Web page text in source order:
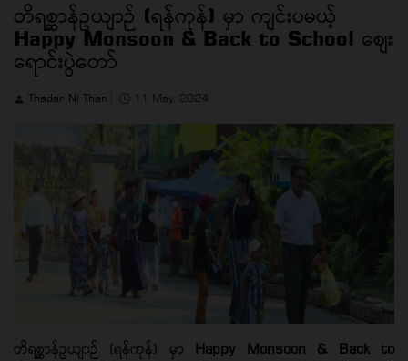
တိရစ္ဆာန်ဥယျာဉ် (ရန်ကုန်) မှာ ကျင်းပမယ့်
Happy Monsoon & Back to School စျေး
ရောင်းပွဲတော်
Thadar Ni Than 11 May, 2024
တိရစ္ဆာန်ဥယျာဉ် (ရန်ကုန်) မှာ Happy Monsoon & Back to